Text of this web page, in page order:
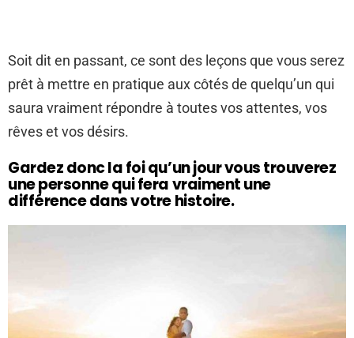
Soit dit en passant, ce sont des leçons que vous serez
prêt à mettre en pratique aux côtés de quelqu’un qui
saura vraiment répondre à toutes vos attentes, vos
rêves et vos désirs.
Gardez donc la foi qu’un jour vous trouverez
une personne qui fera vraiment une
différence dans votre histoire.